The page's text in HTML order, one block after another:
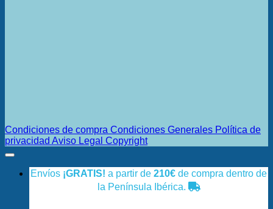
Condiciones de compra Condiciones Generales Política de
privacidad Aviso Legal Copyright
Envíos ¡GRATIS! a partir de 210€ de compra dentro de
la Península Ibérica.